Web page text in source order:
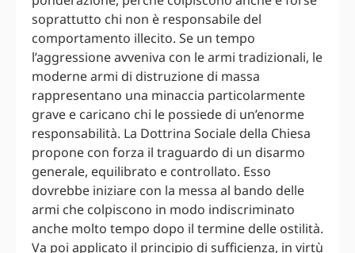
soprattutto chi non è responsabile del
comportamento illecito. Se un tempo
l’aggressione avveniva con le armi tradizionali, le
moderne armi di distruzione di massa
rappresentano una minaccia particolarmente
grave e caricano chi le possiede di un’enorme
responsabilità. La Dottrina Sociale della Chiesa
propone con forza il traguardo di un disarmo
generale, equilibrato e controllato. Esso
dovrebbe iniziare con la messa al bando delle
armi che colpiscono in modo indiscriminato
anche molto tempo dopo il termine delle ostilità.
Va poi applicato il principio di sufficienza, in virtù